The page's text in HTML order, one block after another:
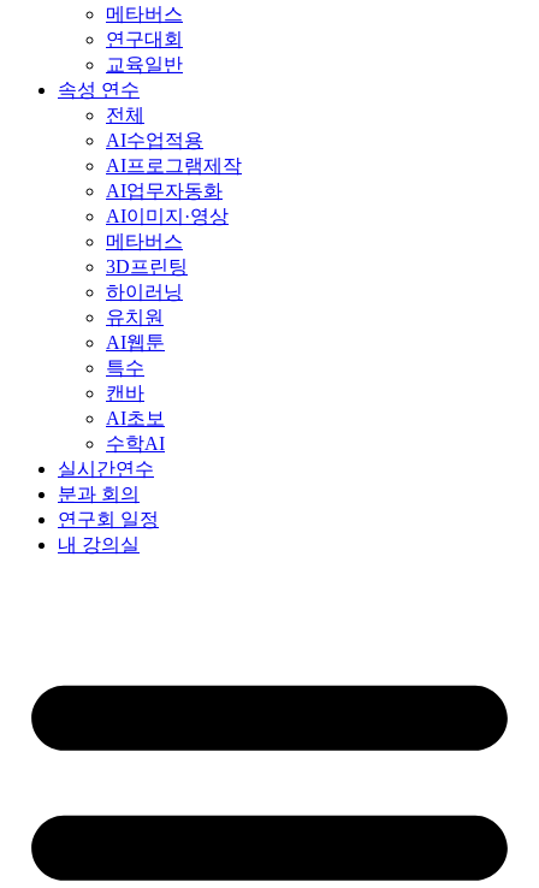
메타버스
연구대회
교육일반
속성 연수
전체
AI수업적용
AI프로그램제작
AI업무자동화
AI이미지·영상
메타버스
3D프린팅
하이러닝
유치원
AI웹툰
특수
캔바
AI초보
수학AI
실시간연수
분과 회의
연구회 일정
내 강의실